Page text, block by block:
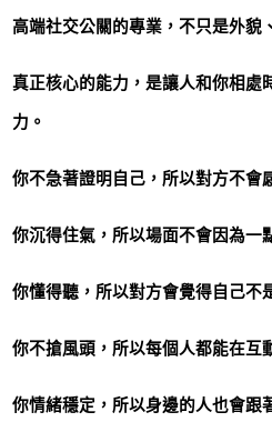
高端社交公關的專業，不只是外貌
真正核心的能力，是讓人和你相處
力。
你不急著證明自己，所以對方不會
你沉得住氣，所以場面不會因為一
你懂得聽，所以對方會覺得自己不
你不搶風頭，所以每個人都能在互
你情緒穩定，所以身邊的人也會跟